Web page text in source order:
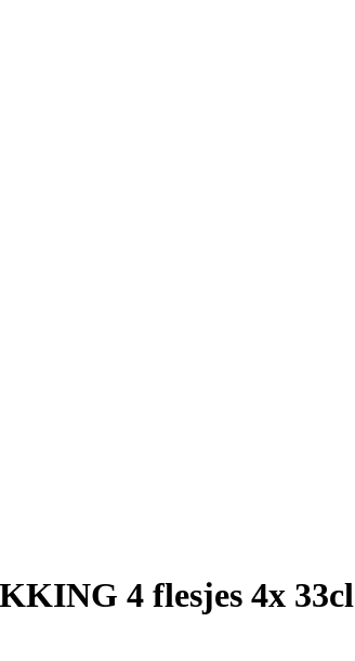
4 flesjes 4x 33cl